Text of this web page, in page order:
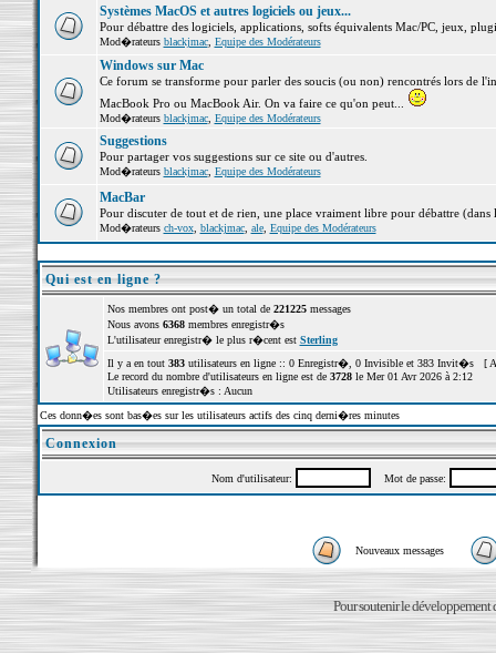
Systèmes MacOS et autres logiciels ou jeux...
Pour débattre des logiciels, applications, softs équivalents Mac/PC, jeux,
Mod�rateurs blackjmac, Equipe des Modérateurs
Windows sur Mac
Ce forum se transforme pour parler des soucis (ou non) rencontrés lors de
MacBook Pro ou MacBook Air. On va faire ce qu'on peut...
Mod�rateurs blackjmac, Equipe des Modérateurs
Suggestions
Pour partager vos suggestions sur ce site ou d'autres.
Mod�rateurs blackjmac, Equipe des Modérateurs
MacBar
Pour discuter de tout et de rien, une place vraiment libre pour débattre (dans
Mod�rateurs ch-vox, blackjmac, ale, Equipe des Modérateurs
Qui est en ligne ?
Nos membres ont post� un total de 221225messages
Nous avons 6368membres enregistr�s
L'utilisateur enregistr� le plus r�cent est Sterling
Il y a en tout 383utilisateurs en ligne :: 0 Enregistr�, 0 Invisible et 383 Invit�s [
Le record du nombre d'utilisateurs en ligne est de 3728le Mer 01 Avr 2026 à 2:12
Utilisateurs enregistr�s : Aucun
Ces donn�es sont bas�es sur les utilisateurs actifs des cinq derni�res minutes
Connexion
Nom d'utilisateur: Mot de passe:
Nouveaux messages
Pour soutenir le développement